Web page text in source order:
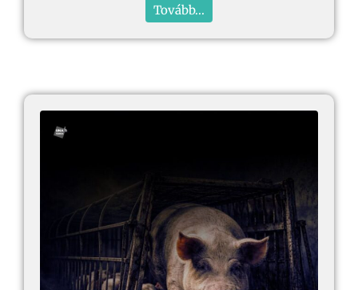
Tovább...